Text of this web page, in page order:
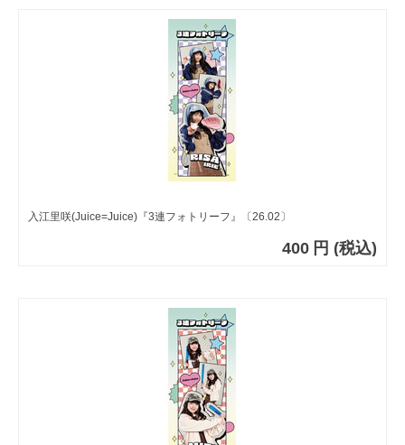
入江里咲(Juice=Juice)『3連フォトリーフ』〔26.02〕
400 円 (税込)